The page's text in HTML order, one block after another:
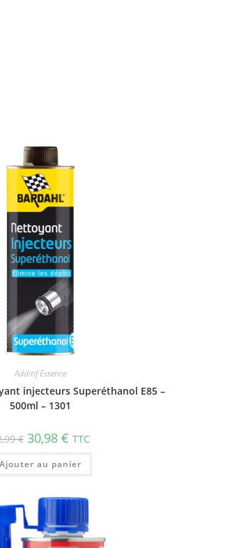
Additif Essence
injecteurs Superéthanol E85 –
500ml – 1301
€ 30,98 € TTC
Ajouter au panier